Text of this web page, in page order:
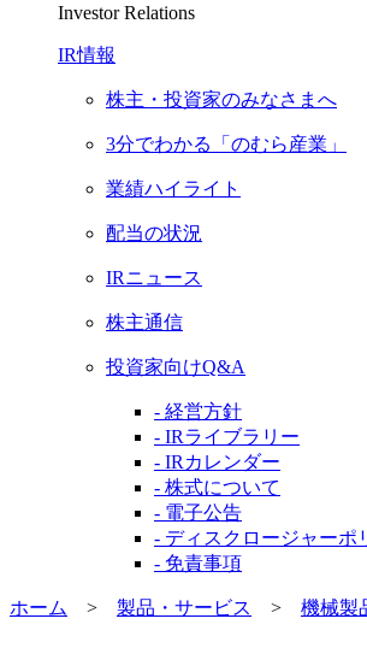
Investor Relations
IR情報
株主・投資家のみなさまへ
3分でわかる「のむら産業」
業績ハイライト
配当の状況
IRニュース
株主通信
投資家向けQ&A
- 経営方針
- IRライブラリー
- IRカレンダー
- 株式について
- 電子公告
- ディスクロージャーポ
- 免責事項
ホーム > 製品・サービス > 機械製